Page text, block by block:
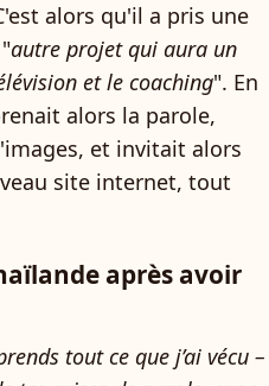
alors qu'il a pris une
autre projet qui aura un
et le coaching". En
alors la parole,
et invitait alors
site internet, tout
après avoir
tout ce que j’ai vécu –